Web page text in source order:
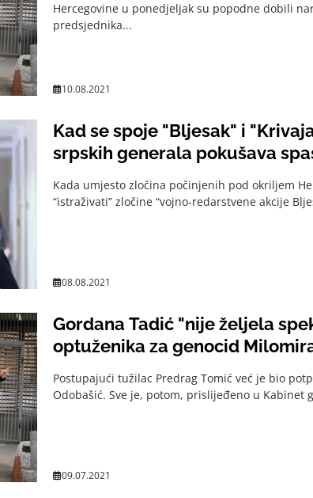
Hercegovine u ponedjeljak su popodne dobili
predsjednika...
10.08.2021
Kad se spoje "Bljesak" i
srpskih generala pokušava
Kada umjesto zločina počinjenih pod okriljem
“istraživati” zločine “vojno-redarstvene akcije
08.08.2021
Gordana Tadić "nije željela
optuženika za genocid
Postupajući tužilac Predrag Tomić već je bio
Odobašić. Sve je, potom, prislijeđeno u Kabinet
09.07.2021